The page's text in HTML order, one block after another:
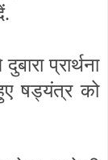
प्रार्थना
षड्यंत्र को